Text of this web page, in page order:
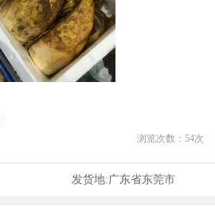
浏览次数： 54次
发货地:广东省东莞市